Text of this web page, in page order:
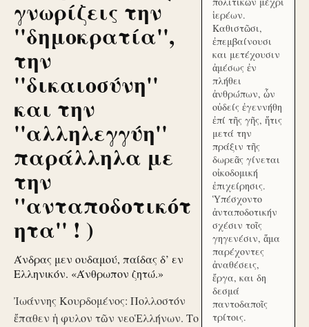
γνωρίζεις την
''δημοκρατία'',
την
''δικαιοσύνη''
και την
''αλληλεγγύη''
παράλληλα με
την
''ανταποδοτικότ
ητα'' ! )
Άνδρας μεν ουδαμού, παίδας δ’ εν
Ελληνικόν. «Άνθρωπον ζητώ.»
Ἰωάννης Κουρδομένος: Πολλοστόν
ἔπαθεν ἡ φυλον τῶν νεοἙλλήνων. Το
ἱερέων.
Καθιστῶσι,
ἐπεμβαίνουσι
και μετέχουσιν
ἀμέσως ἐν
πλήθει
ἀνθρώπων, ὧν
οὐδείς ἐγεννήθη
ἐπί τῆς γῆς, ἥτις
μετά την
πράξιν τῆς
δωρεᾶς γίνεται
οἰκοδομική
ἐπιχείρησις.
Ὑπέσχοντο
ἀνταποδοτικήν
σχέσιν τοῖς
γηγενέσιν, ἅμα
παρέχοντες
ἀναθέσεις,
ἔργα, και δη
δεσμά
παντοδαποῖς
τρίτοις.